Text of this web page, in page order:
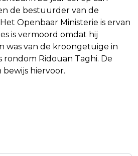
de bestuurder van de
Openbaar Ministerie is ervan
is vermoord omdat hij
was van de kroongetuige in
rondom Ridouan Taghi. De
hiervoor.
IN MAASTRICHT
GROEIT MINDER